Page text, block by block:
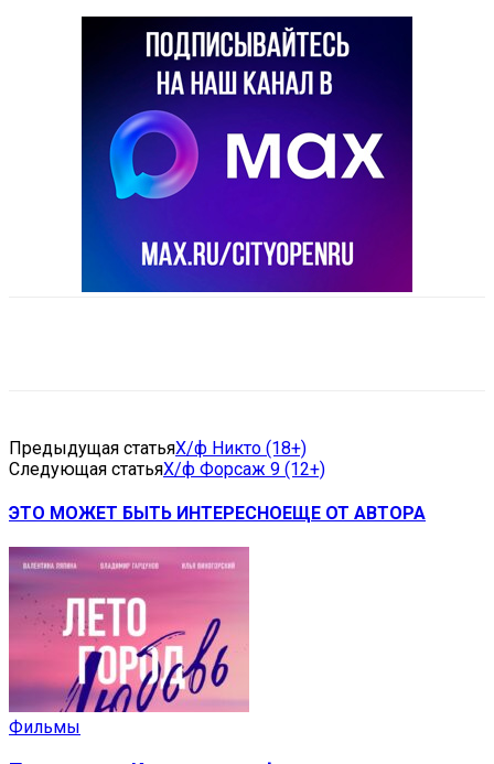
Предыдущая статьяХ/ф Никто (18+)
Следующая статьяХ/ф Форсаж 9 (12+)
ЭТО МОЖЕТ БЫТЬ ИНТЕРЕСНОЕЩЕ ОТ АВТОРА
Фильмы